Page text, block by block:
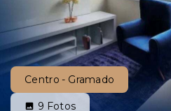
Centro - Gramado
9 Fotos